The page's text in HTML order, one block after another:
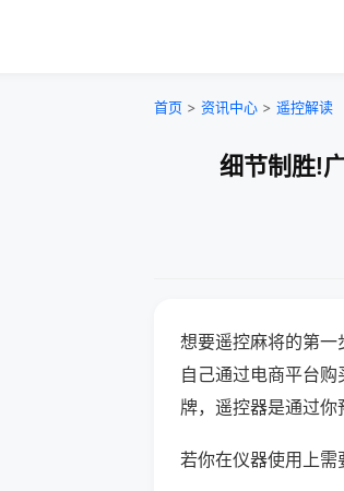
首页 > 资讯中心 > 遥控解读
细节制胜!
想要遥控麻将的第
自己通过电商平台
牌，遥控器是通过你
若你在仪器使用上需